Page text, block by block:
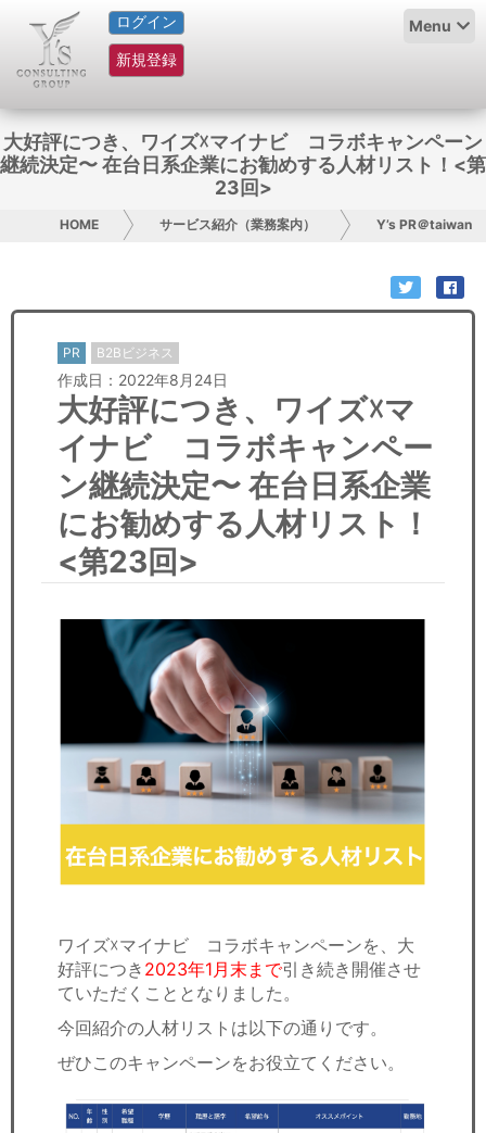
ログイン
新規登録
Menu
HOME
サービス紹介
コラム
グループ概要
採用情報
コンサルティング
リサーチ
セミナー
経済ニュース
大好評につき、ワイズ☓マイナビ コラボキャンペーン
継続決定〜 在台日系企業にお勧めする人材リスト！<第
23回>
HOME サービス紹介（業務案内） Y’s PR＠taiwan
PR B2Bビジネス
作成日：2022年8月24日
大好評につき、ワイズ☓マ
イナビ コラボキャンペー
ン継続決定〜 在台日系企業
にお勧めする人材リスト！
<第23回>
ワイズ☓マイナビ コラボキャンペーンを、大
好評につき 2023年1月末まで引き続き開催させ
ていただくこととなりました。
今回紹介の人材リストは以下の通りです。
ぜひこのキャンペーンをお役立てください。